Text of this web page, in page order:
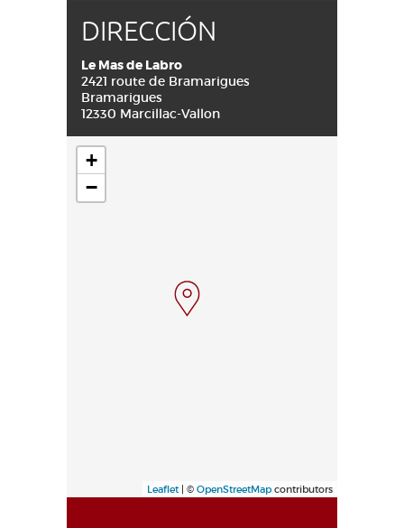
DIRECCIÓN
Le Mas de Labro
2421 route de Bramarigues
Bramarigues
12330 Marcillac-Vallon
+
−
Leaflet| © OpenStreetMap contributors